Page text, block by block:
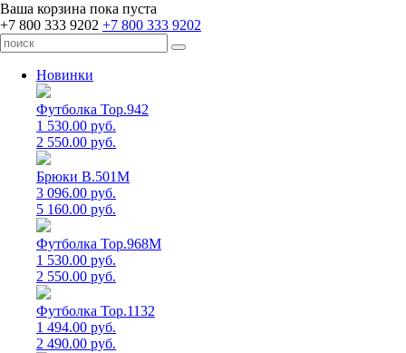
Ваша корзина пока пуста
+7 800 333 9202 +7 800 333 9202
Новинки
Футболка Top.942
1 530.00 руб.
2 550.00 руб.
Брюки B.501M
3 096.00 руб.
5 160.00 руб.
Футболка Top.968M
1 530.00 руб.
2 550.00 руб.
Футболка Top.1132
1 494.00 руб.
2 490.00 руб.